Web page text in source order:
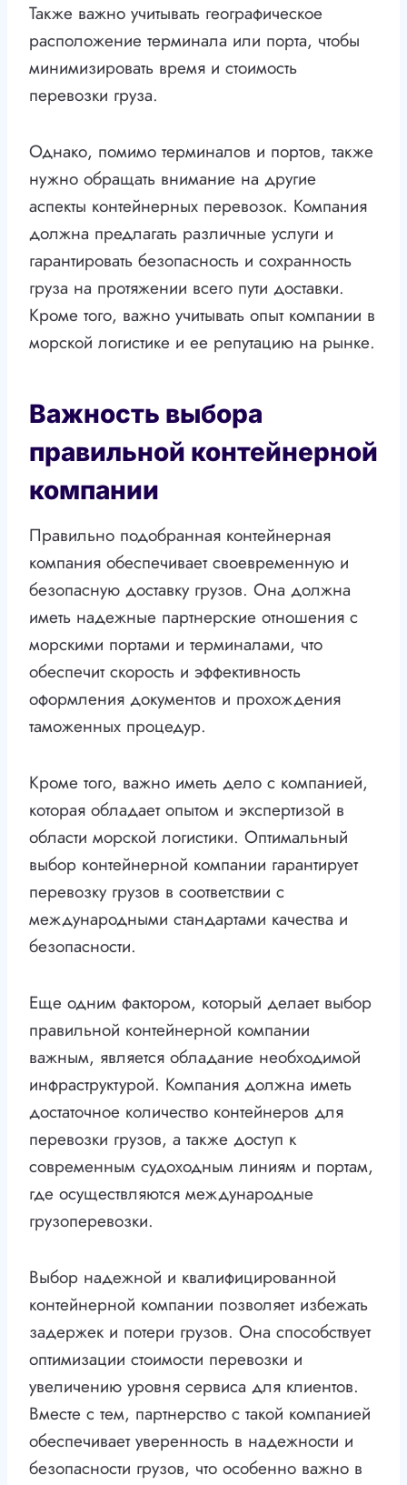
Также важно учитывать географическое
расположение терминала или порта, чтобы
минимизировать время и стоимость
перевозки груза.
Однако, помимо терминалов и портов, также
нужно обращать внимание на другие
аспекты контейнерных перевозок. Компания
должна предлагать различные услуги и
гарантировать безопасность и сохранность
груза на протяжении всего пути доставки.
Кроме того, важно учитывать опыт компании в
морской логистике и ее репутацию на рынке.
Важность выбора
правильной контейнерной
компании
Правильно подобранная контейнерная
компания обеспечивает своевременную и
безопасную доставку грузов. Она должна
иметь надежные партнерские отношения с
морскими портами и терминалами, что
обеспечит скорость и эффективность
оформления документов и прохождения
таможенных процедур.
Кроме того, важно иметь дело с компанией,
которая обладает опытом и экспертизой в
области морской логистики. Оптимальный
выбор контейнерной компании гарантирует
перевозку грузов в соответствии с
международными стандартами качества и
безопасности.
Еще одним фактором, который делает выбор
правильной контейнерной компании
важным, является обладание необходимой
инфраструктурой. Компания должна иметь
достаточное количество контейнеров для
перевозки грузов, а также доступ к
современным судоходным линиям и портам,
где осуществляются международные
грузоперевозки.
Выбор надежной и квалифицированной
контейнерной компании позволяет избежать
задержек и потери грузов. Она способствует
оптимизации стоимости перевозки и
увеличению уровня сервиса для клиентов.
Вместе с тем, партнерство с такой компанией
обеспечивает уверенность в надежности и
безопасности грузов, что особенно важно в